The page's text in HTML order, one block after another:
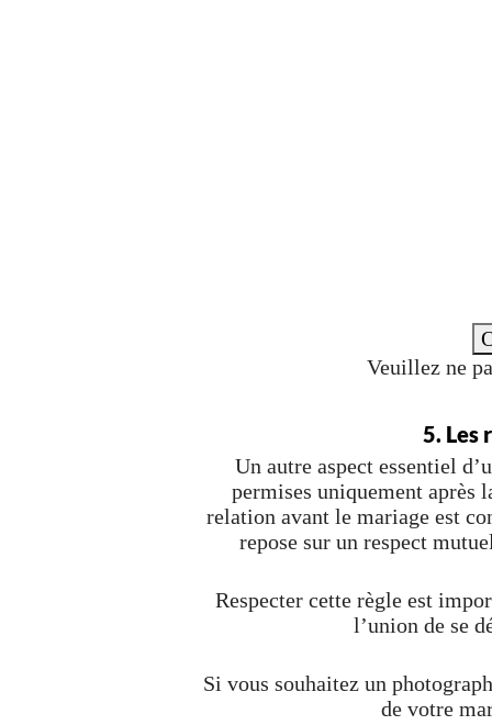
Veuillez ne
5. Les
Un autre aspect essentiel
permises uniquement après
relation avant le mariage est
repose sur un respect
Respecter cette règle est
l’union de se
Si vous souhaitez un
de votre